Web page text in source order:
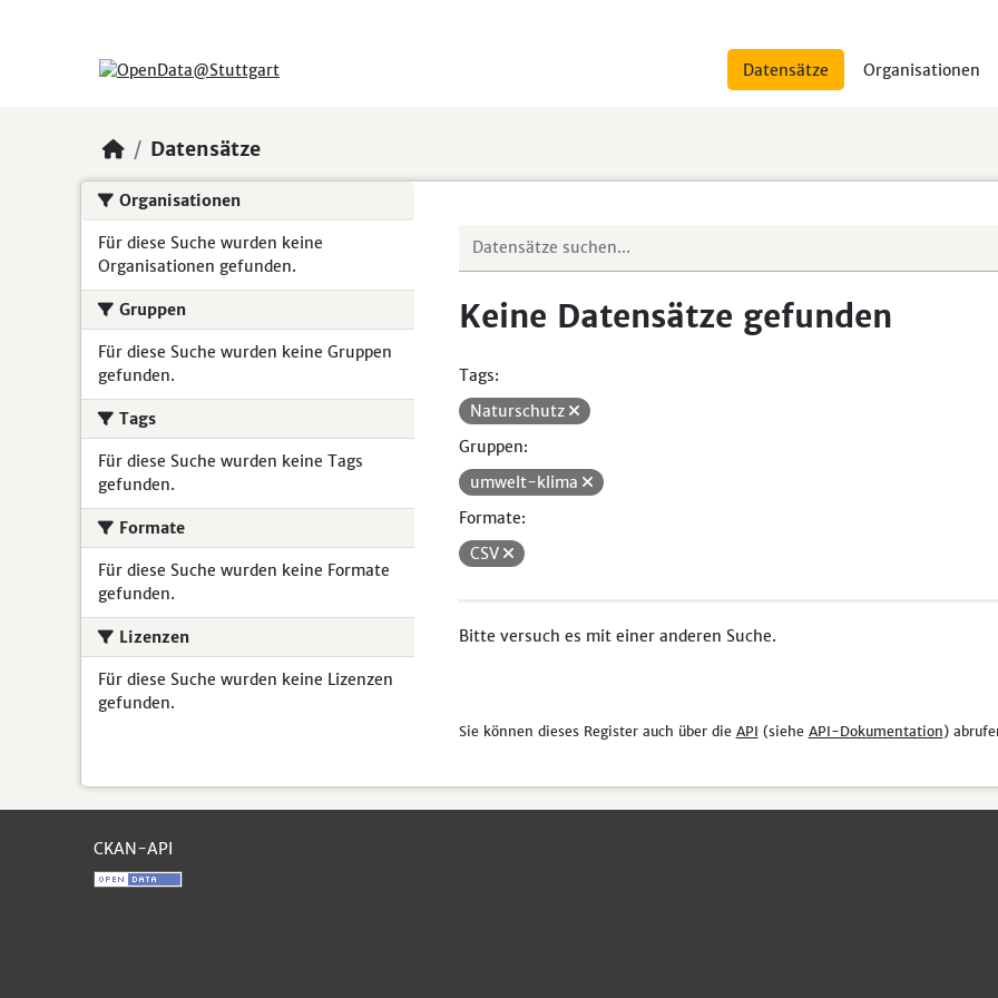
Datensätze Organisationen
Datensätze
Organisationen
Für diese Suche wurden keine
Organisationen gefunden.
Gruppen
Für diese Suche wurden keine Gruppen
gefunden.
Tags
Für diese Suche wurden keine Tags
gefunden.
Formate
Für diese Suche wurden keine Formate
gefunden.
Lizenzen
Für diese Suche wurden keine Lizenzen
gefunden.
Keine Datensätze gefunden
Tags:
Naturschutz
Gruppen:
umwelt-klima
Formate:
CSV
Bitte versuch es mit einer anderen Suche.
Sie können dieses Register auch über die API (siehe API-Dokumentation)
CKAN-API